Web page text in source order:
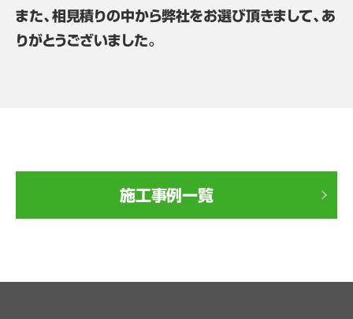
また、相見積りの中から弊社をお選び頂きまして、あ
りがとうございました。
施工事例一覧